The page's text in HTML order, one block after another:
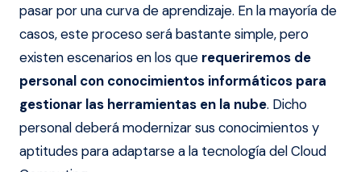
pasar por una curva de aprendizaje. En la mayoría de
casos, este proceso será bastante simple, pero
existen escenarios en los que requeriremos de
personal con conocimientos informáticos para
gestionar las herramientas en la nube. Dicho
personal deberá modernizar sus conocimientos y
aptitudes para adaptarse a la tecnología del Cloud